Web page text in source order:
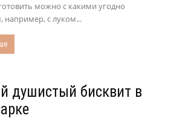
можно с какими угодно
например, с луком...
душистый бисквит в